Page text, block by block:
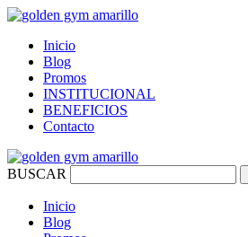
Inicio
Blog
Promos
INSTITUCIONAL
BENEFICIOS
Contacto
BUSCAR
Inicio
Blog